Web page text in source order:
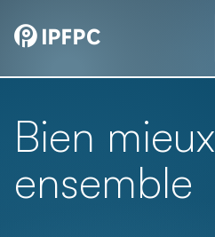
Bien mieux
ensemble